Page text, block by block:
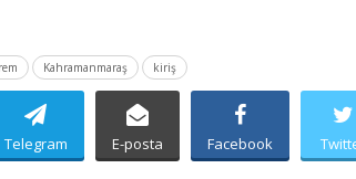
Kahramanmaraş kiriş
Telegram E-posta Facebook